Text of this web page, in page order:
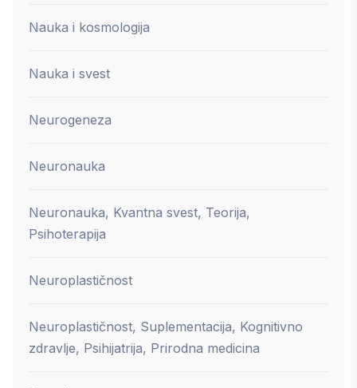
Nauka i kosmologija
Nauka i svest
Neurogeneza
Neuronauka
Neuronauka, Kvantna svest, Teorija,
Psihoterapija
Neuroplastičnost
Neuroplastičnost, Suplementacija, Kognitivno
zdravlje, Psihijatrija, Prirodna medicina